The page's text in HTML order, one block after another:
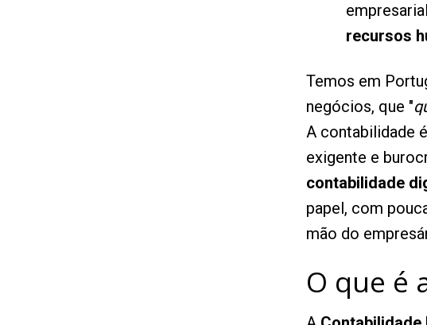
recursos
Temos em
negócios, que "
A contabilidade
exigente e
contabilidade
papel, com
mão do
O que é